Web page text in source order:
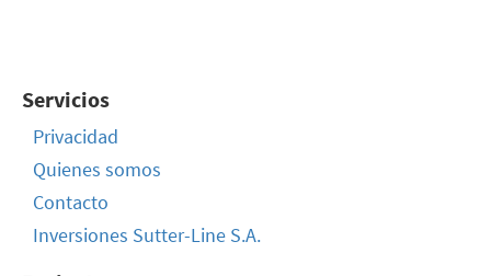
Servicios
Privacidad
Quienes somos
Contacto
Inversiones Sutter-Line S.A.